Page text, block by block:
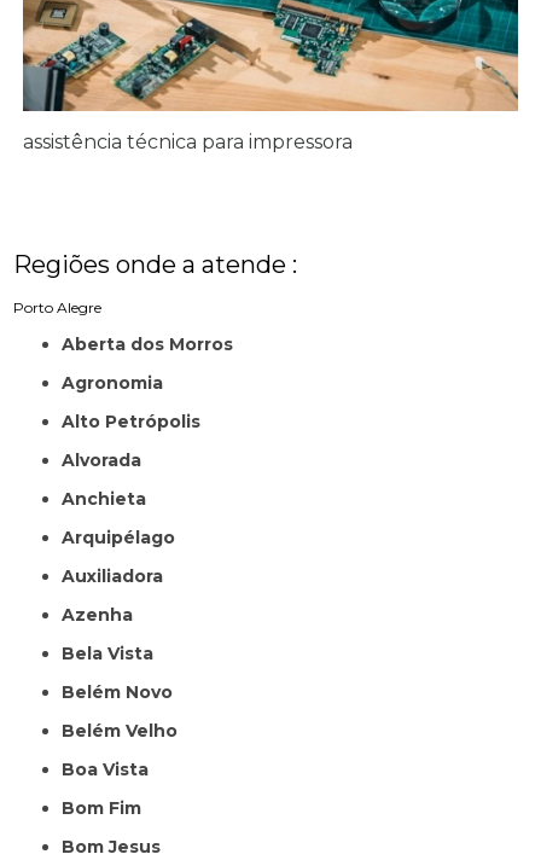
assistência técnica para impressora
Regiões onde a atende :
Porto Alegre
Aberta dos Morros
Agronomia
Alto Petrópolis
Alvorada
Anchieta
Arquipélago
Auxiliadora
Azenha
Bela Vista
Belém Novo
Belém Velho
Boa Vista
Bom Fim
Bom Jesus